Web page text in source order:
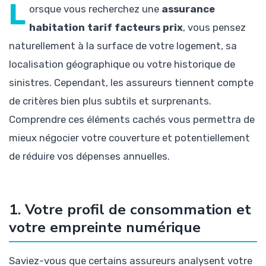
L orsque vous recherchez une assurance
habitation tarif facteurs prix, vous pensez
naturellement à la surface de votre logement, sa
localisation géographique ou votre historique de
sinistres. Cependant, les assureurs tiennent compte
de critères bien plus subtils et surprenants.
Comprendre ces éléments cachés vous permettra de
mieux négocier votre couverture et potentiellement
de réduire vos dépenses annuelles.
1. Votre profil de consommation et
votre empreinte numérique
Saviez-vous que certains assureurs analysent votre